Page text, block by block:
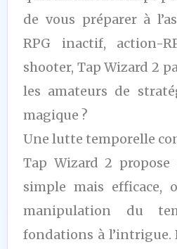
de vous préparer à
RPG inactif, action-
shooter, Tap Wizard 2
les amateurs de
magique ?
Une lutte temporelle
Tap Wizard 2
simple mais efficace,
manipulation du
fondations à l’intrigue.